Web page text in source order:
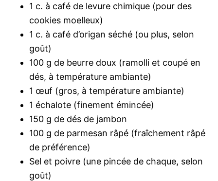
1 c. à café de levure chimique (pour des
cookies moelleux)
1 c. à café d’origan séché (ou plus, selon
goût)
100 g de beurre doux (ramolli et coupé en
dés, à température ambiante)
1 œuf (gros, à température ambiante)
1 échalote (finement émincée)
150 g de dés de jambon
100 g de parmesan râpé (fraîchement râpé
de préférence)
Sel et poivre (une pincée de chaque, selon
goût)